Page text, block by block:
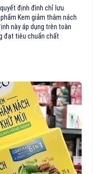
định đình chỉ lưu
Kem giảm thâm nách
này áp dụng trên toàn
đạt tiêu chuẩn chất